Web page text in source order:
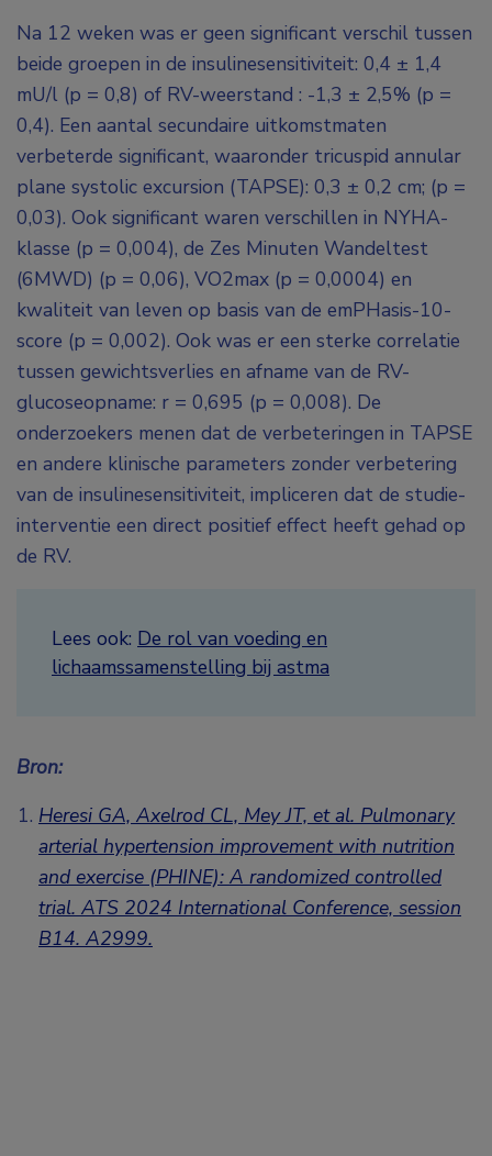
Na 12 weken was er geen significant verschil tussen
beide groepen in de insulinesensitiviteit: 0,4 ± 1,4
mU/l (p = 0,8) of RV-weerstand : -1,3 ± 2,5% (p =
0,4). Een aantal secundaire uitkomstmaten
verbeterde significant, waaronder tricuspid annular
plane systolic excursion (TAPSE): 0,3 ± 0,2 cm; (p =
0,03). Ook significant waren verschillen in NYHA-
klasse (p = 0,004), de Zes Minuten Wandeltest
(6MWD) (p = 0,06), VO2max (p = 0,0004) en
kwaliteit van leven op basis van de emPHasis-10-
score (p = 0,002). Ook was er een sterke correlatie
tussen gewichtsverlies en afname van de RV-
glucoseopname: r = 0,695 (p = 0,008). De
onderzoekers menen dat de verbeteringen in TAPSE
en andere klinische parameters zonder verbetering
van de insulinesensitiviteit, impliceren dat de studie-
interventie een direct positief effect heeft gehad op
de RV.
Lees ook: De rol van voeding en
lichaamssamenstelling bij astma
Bron:
Heresi GA, Axelrod CL, Mey JT, et al. Pulmonary
arterial hypertension improvement with nutrition
and exercise (PHINE): A randomized controlled
trial. ATS 2024 International Conference, session
B14. A2999.